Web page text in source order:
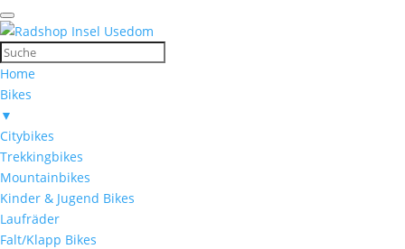
Home
Bikes
▼
Citybikes
Trekkingbikes
Mountainbikes
Kinder & Jugend Bikes
Laufräder
Falt/Klapp Bikes